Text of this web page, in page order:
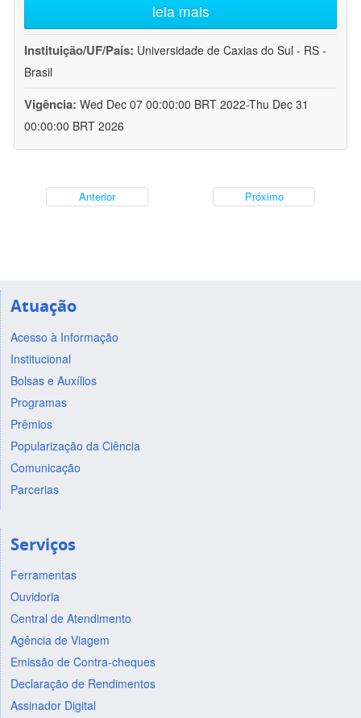
leia mais
Instituição/UF/País: Universidade de Caxias do Sul - RS -
Brasil
Vigência: Wed Dec 07 00:00:00 BRT 2022-Thu Dec 31
00:00:00 BRT 2026
Anterior Próximo
Atuação
Acesso à Informação
Institucional
Bolsas e Auxílios
Programas
Prêmios
Popularização da Ciência
Comunicação
Parcerias
Serviços
Ferramentas
Ouvidoria
Central de Atendimento
Agência de Viagem
Emissão de Contra-cheques
Declaração de Rendimentos
Assinador Digital